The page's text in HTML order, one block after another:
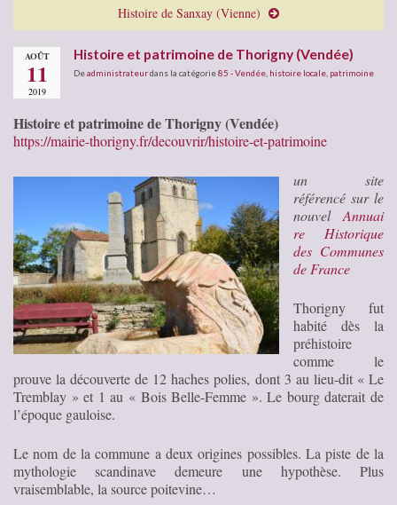
Histoire de Sanxay (Vienne)
AOÛT
11
2019
Histoire et patrimoine de Thorigny (Vendée)
Deadministrateurdans la catégorie85 - Vendée histoire locale patrimoine
Histoire et patrimoine de Thorigny (Vendée)
https://mairie-thorigny.fr/decouvrir/histoire-et-patrimoine
un site
référencé sur le
nouvel Annuai
re Historique
des Communes
de France
Thorigny fut
habité dès la
préhistoire
comme le
prouve la découverte de 12 haches polies, dont 3 au lieu-dit « Le
Tremblay » et 1 au « Bois Belle-Femme ». Le bourg daterait de
l’époque gauloise.
Le nom de la commune a deux origines possibles. La piste de la
mythologie scandinave demeure une hypothèse. Plus
vraisemblable, la source poitevine…